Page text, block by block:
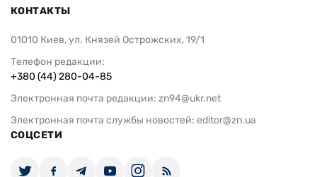
КОНТАКТЫ
01010 Киев, ул. Князей Острожских, 19/1
Телефон редакции:
+380 (44) 280-04-85
Электронная почта редакции: zn94@ukr.net
Электронная почта службы новостей: editor@zn.ua
СОЦСЕТИ